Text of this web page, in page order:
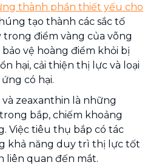
thành phần thiết yếu cho
tạo thành các sắc tố
điểm vàng của võng
vệ hoàng điểm khỏi bị
hại, cải thiện thị lực và loại
có hại.
zeaxanthin là những
bắp, chiếm khoảng
Việc tiêu thụ bắp có tác
khả năng duy trì thị lực tốt
liên quan đến mắt.